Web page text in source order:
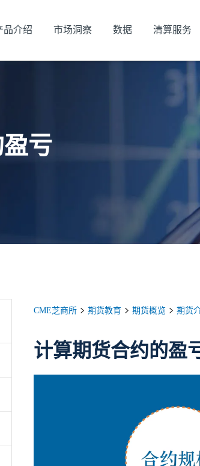
品介绍 市场洞察 数据 清算服务
亏
CME芝商所 期货教育 期货概览 期货
计算期货合约的盈